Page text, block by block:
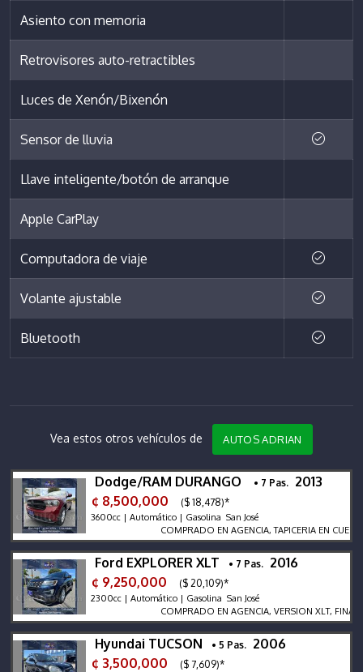
Asiento con memoria
Retrovisores auto-retractibles
Luces de Xenón/Bixenón
Sensor de lluvia
Llave inteligente/botón de arranque
Apple CarPlay
Computadora de viaje
Volante ajustable
Bluetooth
Vea estos otros vehículos de AUTOS ADRIAN
Dodge/RAM DURANGO • 7 Pas. 2013
¢ 8,500,000
($ 18,478)*
3600cc | Automático | Gasolina San José
COMPRADO EN AGENCIA, TAPICERIA EN CUERO,
Ford EXPLORER XLT • 7 Pas. 2016
¢ 9,250,000
($ 20,109)*
2300cc | Automático | Gasolina San José
COMPRADO EN AGENCIA, VERSION XLT,
Hyundai TUCSON • 5 Pas. 2006
¢ 3,500,000
($ 7,609)*